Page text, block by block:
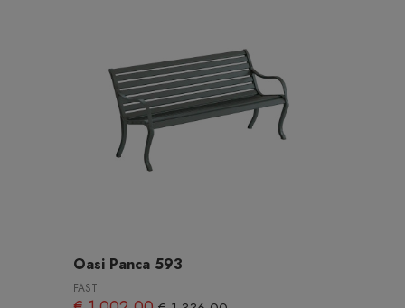
Oasi Panca 593
FAST